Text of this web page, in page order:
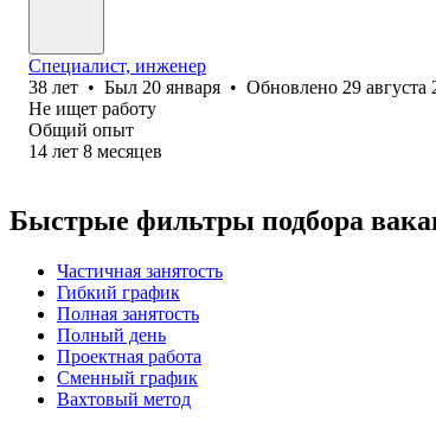
Специалист, инженер
38 лет • Был 20 января • Обновлено 29 августа
Не ищет работу
Общий опыт
14 лет 8 месяцев
Быстрые фильтры подбора
Частичная занятость
Гибкий график
Полная занятость
Полный день
Проектная работа
Сменный график
Вахтовый метод